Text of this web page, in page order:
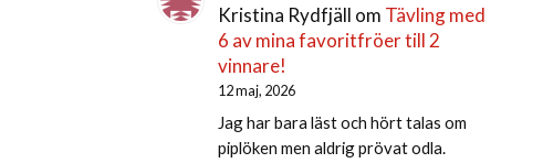
Kristina Rydfjäll om Tävling med
6 av mina favoritfröer till 2
vinnare!
12 maj, 2026
Jag har bara läst och hört talas om
piplöken men aldrig prövat odla.